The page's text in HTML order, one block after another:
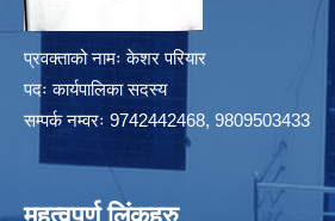
प्रवक्ताको नामः केशर परियार
पदः कार्यपालिका सदस्य
सम्पर्क नम्वरः 9742442468, 9809503433